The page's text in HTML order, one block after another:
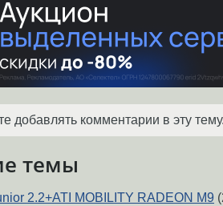
добавлять комментарии в эту
темы
2.2+ATI MOBILITY RADEON M9